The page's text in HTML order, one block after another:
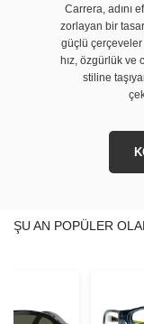
Carrera, adını
zorlayan bir
güçlü
hız, özgürlük ve
stiline
ŞU AN POPÜLER